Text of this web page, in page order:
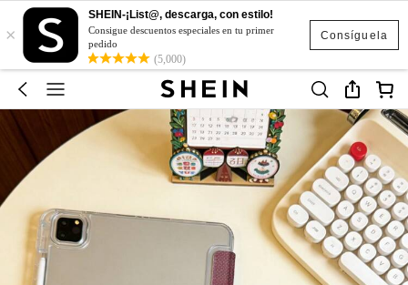
Consíguela
×
SHEIN-¡List@, descarga, con estilo!
Consigue descuentos especiales en tu primer
pedido
(5,000)